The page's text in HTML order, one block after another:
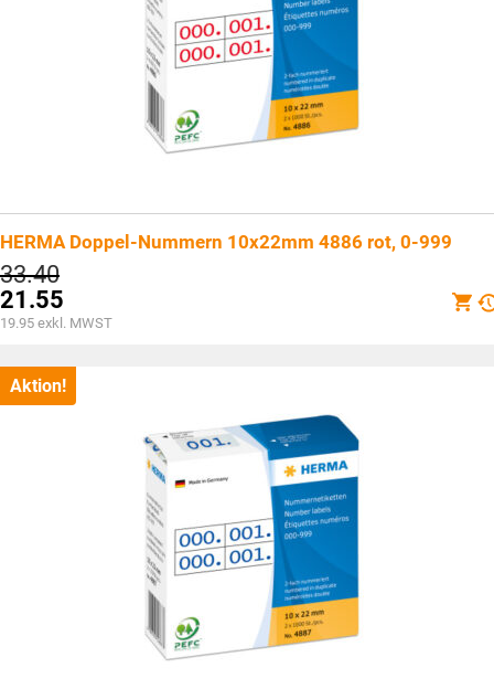
HERMA Doppel-Nummern 10x22mm 4886 rot, 0-999
33.40Ursprünglicher
Preis
war:
CHF33.40
21.55
Aktueller
ist:
CHF21.55.
19.95 exkl. MWST
Aktion!